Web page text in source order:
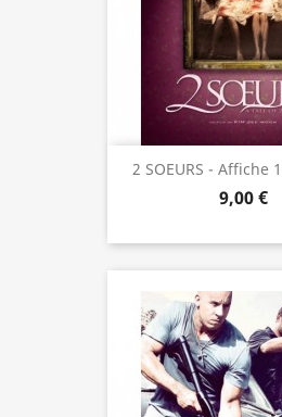
2 SOEURS - Affiche
9,00 €